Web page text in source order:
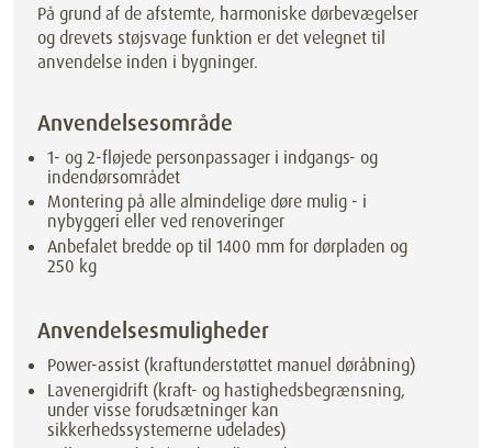
På grund af de afstemte, harmoniske dørbevægelser
og drevets støjsvage funktion er det velegnet til
anvendelse inden i bygninger.
Anvendelsesområde
1- og 2-fløjede personpassager i indgangs- og
indendørsområdet
Montering på alle almindelige døre mulig - i
nybyggeri eller ved renoveringer
Anbefalet bredde op til 1400 mm for dørpladen og
250 kg
Anvendelsesmuligheder
Power-assist (kraftunderstøttet manuel døråbning)
Lavenergidrift (kraft- og hastighedsbegrænsning,
under visse forudsætninger kan
sikkerhedssystemerne udelades)